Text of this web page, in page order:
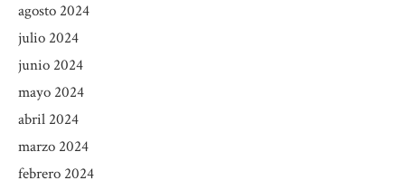
agosto 2024
julio 2024
junio 2024
mayo 2024
abril 2024
marzo 2024
febrero 2024